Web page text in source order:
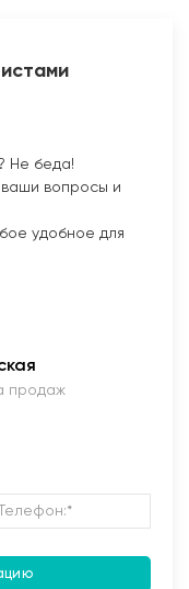
стены выполнены
проекта и
Заказчика;
(Рабочая арматура
6 AI) под
При одноэтажном
кирпичного
Не беда!
вопросы и
удобное для
продаж